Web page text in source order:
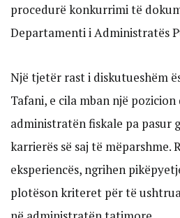
procedurë konkurrimi të
Departamenti i Administratës
Një tjetër rast i diskutueshëm
Tafani, e cila mban një
administratën fiskale pa pasur
karrierës së saj të mëparshme.
eksperiencës, ngrihen
plotëson kriteret për të